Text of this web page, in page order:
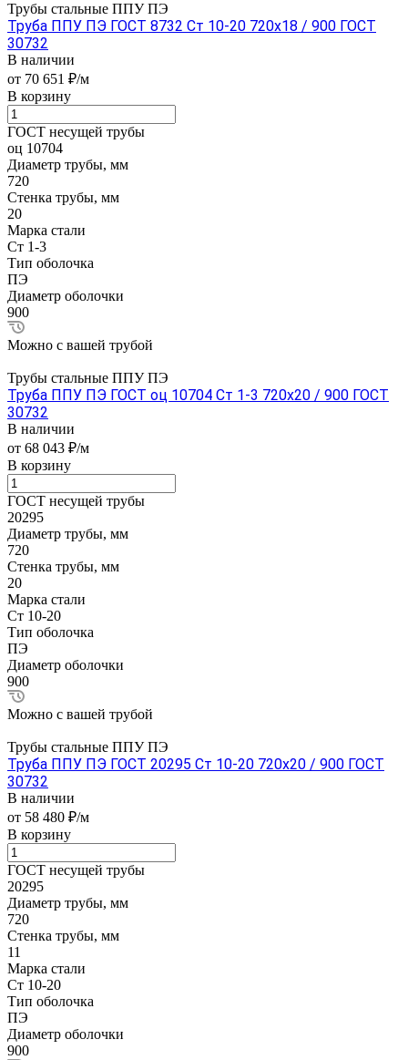
Трубы стальные ППУ ПЭ
Труба ППУ ПЭ ГОСТ 8732 Ст 10-20 720x18 / 900 ГОСТ
30732
В наличии
от 70 651 ₽/м
В корзину
ГОСТ несущей трубы
оц 10704
Диаметр трубы, мм
720
Стенка трубы, мм
20
Марка стали
Ст 1-3
Тип оболочка
ПЭ
Диаметр оболочки
900
Можно с вашей трубой
Трубы стальные ППУ ПЭ
Труба ППУ ПЭ ГОСТ оц 10704 Ст 1-3 720x20 / 900 ГОСТ
30732
В наличии
от 68 043 ₽/м
В корзину
ГОСТ несущей трубы
20295
Диаметр трубы, мм
720
Стенка трубы, мм
20
Марка стали
Ст 10-20
Тип оболочка
ПЭ
Диаметр оболочки
900
Можно с вашей трубой
Трубы стальные ППУ ПЭ
Труба ППУ ПЭ ГОСТ 20295 Ст 10-20 720x20 / 900 ГОСТ
30732
В наличии
от 58 480 ₽/м
В корзину
ГОСТ несущей трубы
20295
Диаметр трубы, мм
720
Стенка трубы, мм
11
Марка стали
Ст 10-20
Тип оболочка
ПЭ
Диаметр оболочки
900